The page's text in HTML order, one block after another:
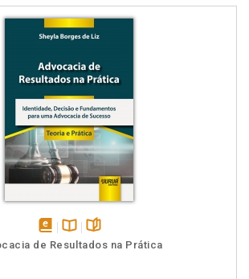
disponívelDisponível
páginas
de Resultados na Prática